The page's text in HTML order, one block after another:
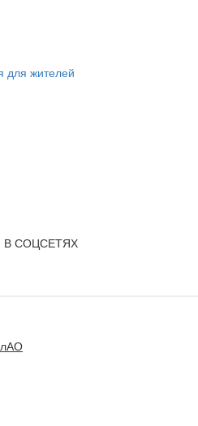
для жителей
СОЦСЕТЯХ